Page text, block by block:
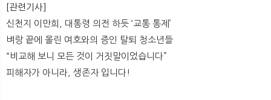
[관련기사]
신천지 이만희, 대통령 의전 하듯 ‘교통 통제’
벼랑 끝에 몰린 여호와의 증인 탈퇴 청소년들
“비교해 보니 모든 것이 거짓말이었습니다”
피해자가 아니라, 생존자 입니다!